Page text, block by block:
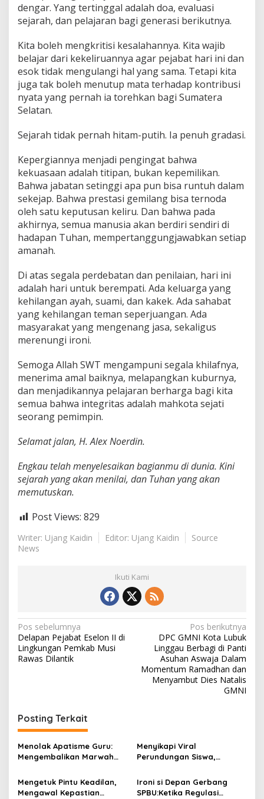
dengar. Yang tertinggal adalah doa, evaluasi
sejarah, dan pelajaran bagi generasi berikutnya.
Kita boleh mengkritisi kesalahannya. Kita wajib
belajar dari kekeliruannya agar pejabat hari ini dan
esok tidak mengulangi hal yang sama. Tetapi kita
juga tak boleh menutup mata terhadap kontribusi
nyata yang pernah ia torehkan bagi Sumatera
Selatan.
Sejarah tidak pernah hitam-putih. Ia penuh gradasi.
Kepergiannya menjadi pengingat bahwa
kekuasaan adalah titipan, bukan kepemilikan.
Bahwa jabatan setinggi apa pun bisa runtuh dalam
sekejap. Bahwa prestasi gemilang bisa ternoda
oleh satu keputusan keliru. Dan bahwa pada
akhirnya, semua manusia akan berdiri sendiri di
hadapan Tuhan, mempertanggungjawabkan setiap
amanah.
Di atas segala perdebatan dan penilaian, hari ini
adalah hari untuk berempati. Ada keluarga yang
kehilangan ayah, suami, dan kakek. Ada sahabat
yang kehilangan teman seperjuangan. Ada
masyarakat yang mengenang jasa, sekaligus
merenungi ironi.
Semoga Allah SWT mengampuni segala khilafnya,
menerima amal baiknya, melapangkan kuburnya,
dan menjadikannya pelajaran berharga bagi kita
semua bahwa integritas adalah mahkota sejati
seorang pemimpin.
Selamat jalan, H. Alex Noerdin.
Engkau telah menyelesaikan bagianmu di dunia. Kini
sejarah yang akan menilai, dan Tuhan yang akan
memutuskan.
Post Views: 829
Writer: Ujang Kaidin Editor: Ujang Kaidin
Source
News
Ikuti Kami
N
a
v
a
s
i
p
o
s
Pos sebelumnya
Delapan Pejabat Eselon II di
Lingkungan Pemkab Musi
Rawas Dilantik
Pos berikutnya
DPC GMNI Kota Lubuk
Linggau Berbagi di Panti
Asuhan Aswaja Dalam
Momentum Ramadhan dan
Menyambut Dies Natalis
GMNI
Posting Terkait
Menolak Apatisme Guru:
Mengembalikan Marwah
Bayang Kriminalisasi
Menyikapi Viral
Perundungan Siswa,
Fondasi Etika di Sekolah
Kita
Mengetuk Pintu Keadilan,
Mengawal Kepastian
Ironi si Depan Gerbang
SPBU:Ketika Regulasi